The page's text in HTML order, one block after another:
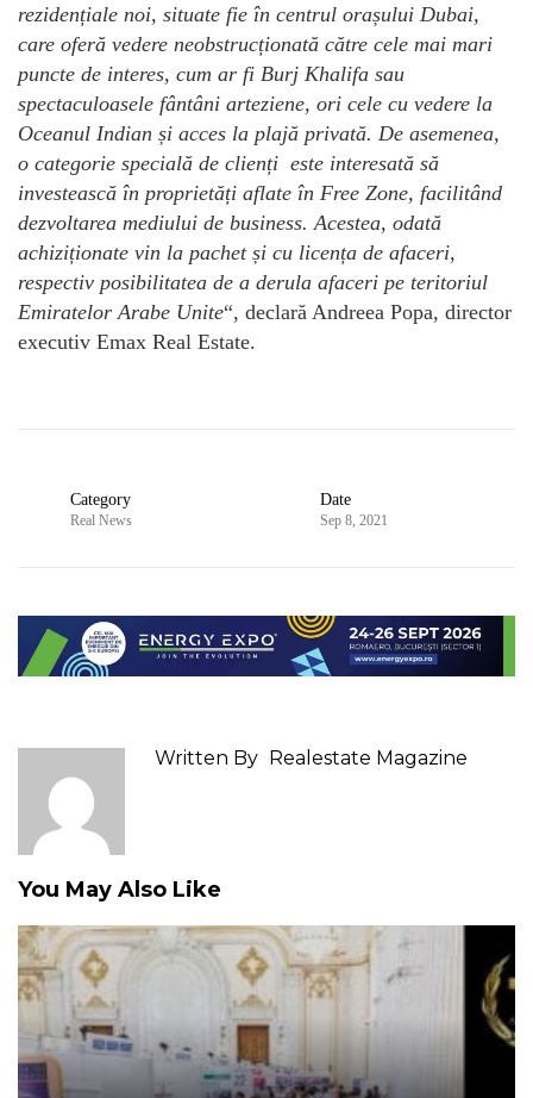
rezidențiale noi, situate fie în centrul orașului Dubai,
care oferă vedere neobstrucționată către cele mai mari
puncte de interes, cum ar fi Burj Khalifa sau
spectaculoasele fântâni arteziene, ori cele cu vedere la
Oceanul Indian și acces la plajă privată. De asemenea,
o categorie specială de clienți este interesată să
investească în proprietăți aflate în Free Zone, facilitând
dezvoltarea mediului de business. Acestea, odată
achiziționate vin la pachet și cu licența de afaceri,
respectiv posibilitatea de a derula afaceri pe teritoriul
Emiratelor Arabe Unite“, declară Andreea Popa, director
executiv Emax Real Estate.
Category
Real News
Date
Sep 8, 2021
Written By Realestate Magazine
You May Also Like